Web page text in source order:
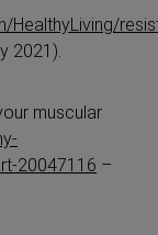
HealthyLiving/
2021).
muscular
20047116 –